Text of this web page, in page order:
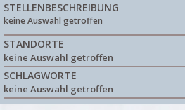
STELLENBESCHREIBUNG
keine Auswahl getroffen
STANDORTE
keine Auswahl getroffen
SCHLAGWORTE
keine Auswahl getroffen